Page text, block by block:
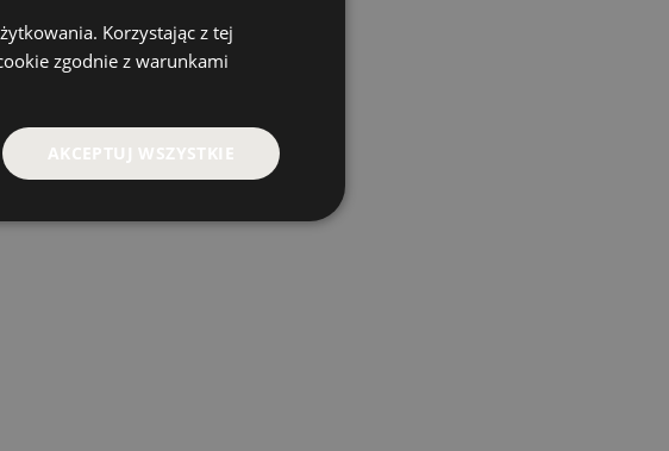
Korzystając z tej
zgodnie z warunkami
AKCEPTUJ WSZYSTKIE